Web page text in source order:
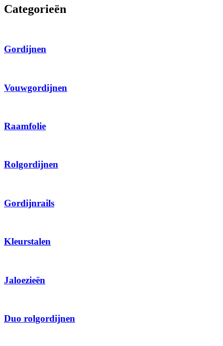
Categorieën
Gordijnen
Vouwgordijnen
Raamfolie
Rolgordijnen
Gordijnrails
Kleurstalen
Jaloezieën
Duo rolgordijnen